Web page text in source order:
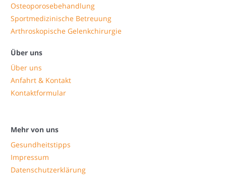
Osteoporosebehandlung
Sportmedizinische Betreuung
Arthroskopische Gelenkchirurgie
Über uns
Über uns
Anfahrt & Kontakt
Kontaktformular
Mehr von uns
Gesundheitstipps
Impressum
Datenschutzerklärung